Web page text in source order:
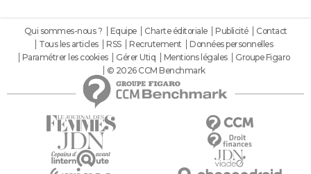
Qui sommes-nous ? Equipe Charte éditoriale Publicité
Contact
Tous les articles
RSS Recrutement
Données personnelles
Paramétrer les cookies
Gérer Utiq Mentions légales
Groupe Figaro
© 2026 CCM Benchmark